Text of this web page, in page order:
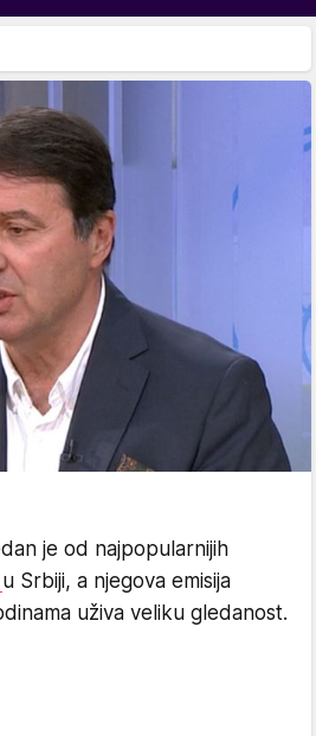
je od najpopularnijih
u Srbiji, a njegova emisija
uživa veliku gledanost.